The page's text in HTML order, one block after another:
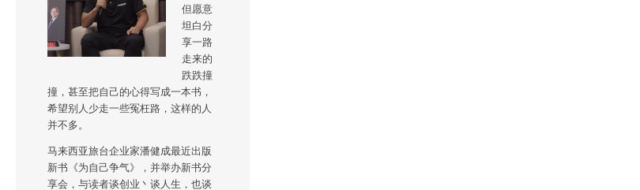
但愿意
坦白分
享一路
走来的
跌跌撞
撞，甚至把自己的心得写成一本书，
希望别人少走一些冤枉路，这样的人
并不多。
马来西亚旅台企业家潘健成最近出版
新书《为自己争气》，并举办新书分
享会，与读者谈创业丶谈人生，也谈